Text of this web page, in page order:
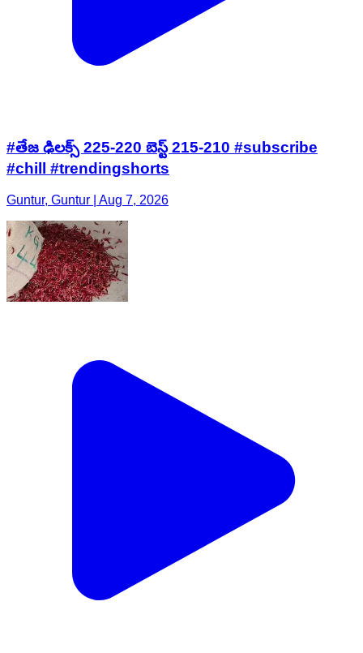
#తేజ ఢిలక్స్ 225-220 బెస్ట్ 215-210 #subscribe
#chill #trendingshorts
Guntur, Guntur | Aug 7, 2026